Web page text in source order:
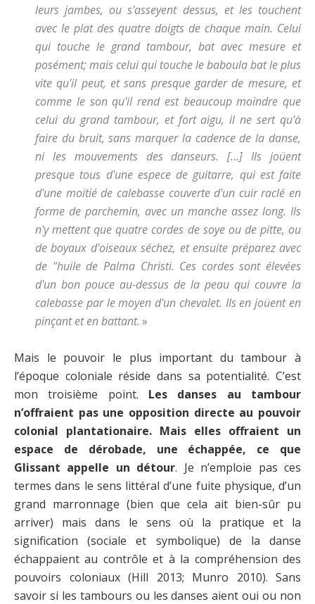
leurs jambes, ou s'asseyent dessus, et les touchent
avec le plat des quatre doigts de chaque main. Celui
qui touche le grand tambour, bat avec mesure et
posément; mais celui qui touche le baboula bat le plus
vite qu'il peut, et sans presque garder de mesure, et
comme le son qu'il rend est beaucoup moindre que
celui du grand tambour, et fort aigu, il ne sert qu'à
faire du bruit, sans marquer la cadence de la danse,
ni les mouvements des danseurs. […] Ils joüent
presque tous d'une espece de guitarre, qui est faite
d'une moitié de calebasse couverte d'un cuir raclé en
forme de parchemin, avec un manche assez long. Ils
n'y mettent que quatre cordes de soye ou de pitte, ou
de boyaux d'oiseaux séchez, et ensuite préparez avec
de "huile de Palma Christi. Ces cordes sont élevées
d'un bon pouce au-dessus de la peau qui couvre la
calebasse par le moyen d'un chevalet. Ils en joüent en
pinçant et en battant. »
Mais le pouvoir le plus important du tambour à
l’époque coloniale réside dans sa potentialité. C’est
mon troisième point. Les danses au tambour
n’offraient pas une opposition directe au pouvoir
colonial plantationaire. Mais elles offraient un
espace de dérobade, une échappée, ce que
Glissant appelle un détour. Je n’emploie pas ces
termes dans le sens littéral d’une fuite physique, d’un
grand marronnage (bien que cela ait bien-sûr pu
arriver) mais dans le sens où la pratique et la
signification (sociale et symbolique) de la danse
échappaient au contrôle et à la compréhension des
pouvoirs coloniaux (Hill 2013; Munro 2010). Sans
savoir si les tambours ou les danses aient oui ou non